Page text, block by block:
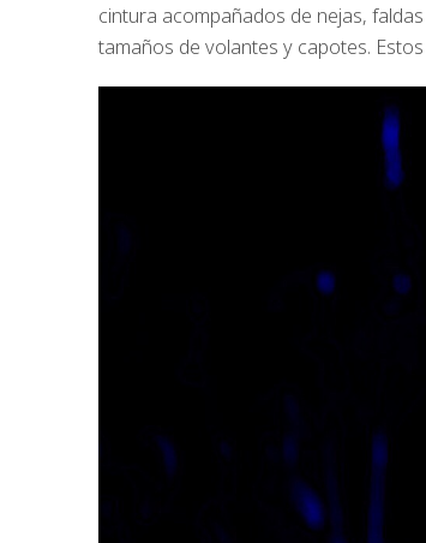
cintura acompañados de nejas,
tamaños de volantes y capotes.